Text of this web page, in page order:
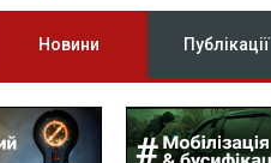
Новини Публікації